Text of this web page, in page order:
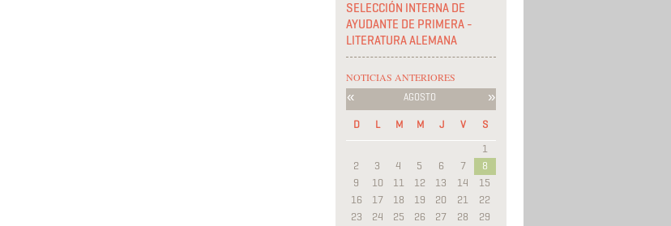
SELECCIÓN INTERNA DE
AYUDANTE DE PRIMERA -
LITERATURA ALEMANA
NOTICIAS ANTERIORES
« AGOSTO »
D L M M J V
S
1
2
3 4 5 6 7
8
9
10 11 12 13 14
15
16
17 18 19 20 21
22
23
24 25 26 27 28
29